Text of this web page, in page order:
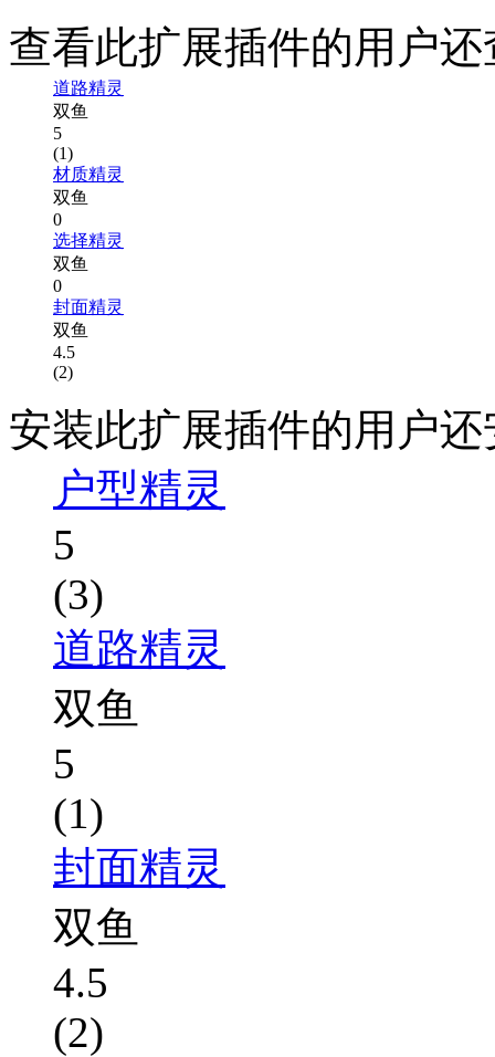
查看此扩展插件的用户
道路精灵
双鱼
5
(1)
材质精灵
双鱼
0
选择精灵
双鱼
0
封面精灵
双鱼
4.5
(2)
安装此扩展插件的用户
户型精灵
5
(3)
道路精灵
双鱼
5
(1)
封面精灵
双鱼
4.5
(2)